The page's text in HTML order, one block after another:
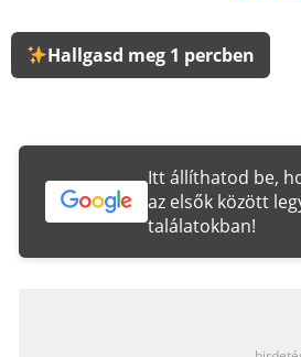
Hallgasd meg 1 percben
Itt állíthatod be,
az elsők között
találatokban!